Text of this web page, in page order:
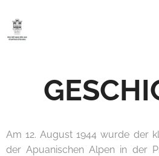
Am 12. August 1944 wurde der
der Apuanischen Alpen in der